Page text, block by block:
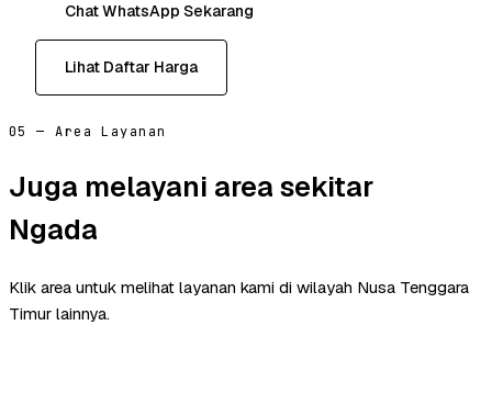
Chat WhatsApp Sekarang
Lihat Daftar Harga
05 — Area Layanan
Juga melayani area sekitar
Ngada
Klik area untuk melihat layanan kami di wilayah Nusa Tenggara
Timur lainnya.